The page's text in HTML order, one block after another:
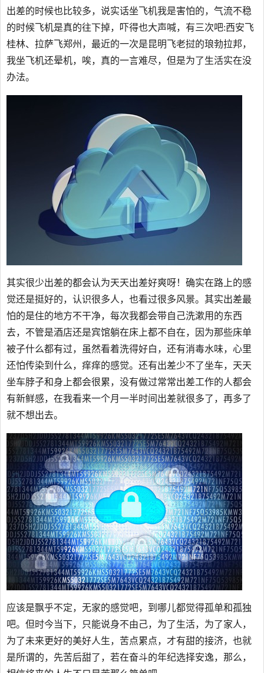
出差的时候也比较多，说实话坐飞机我是害怕的，气流不稳
的时候飞机是真的往下掉，吓得也大声喊，有三次吧:西安飞
桂林、拉萨飞郑州，最近的一次是昆明飞老挝的琅勃拉邦，
我坐飞机还晕机，唉，真的一言难尽，但是为了生活实在没
办法。
其实很少出差的都会认为天天出差好爽呀！确实在路上的感
觉还是挺好的，认识很多人，也看过很多风景。其实出差最
怕的是住的地方不干净，每次我都会带自己洗漱用的东西
去，不管是酒店还是宾馆躺在床上都不自在，因为那些床单
被子什么都有过，虽然看着洗得好白，还有消毒水味，心里
还怕传染到什么，痒痒的感觉。还有出差少不了坐车，天天
坐车脖子和身上都会很累，没有做过常常出差工作的人都会
有新鲜感，在我看来一个月一半时间出差就很多了，再多了
就不想出去。
应该是飘乎不定，无家的感觉吧，到哪儿都觉得孤单和孤独
吧。但时今当下，只能说身不由己，为了生活，为了家人，
为了未来更好的美好人生，苦点累点，才有甜的接济，也就
是所谓的，先苦后甜了，若在奋斗的年纪选择安逸，那么，